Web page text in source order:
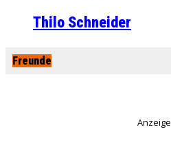
Thilo Schneider
Freunde
Anzeige